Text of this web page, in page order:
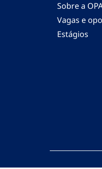
Sobre a
Vagas e
Estágios